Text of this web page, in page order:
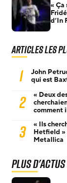
« Ça
d’In
Articles les
1
John
qui est
2
« Deux
comment
3
« Ils
Hetfield »
Metallica
Plus d'actus